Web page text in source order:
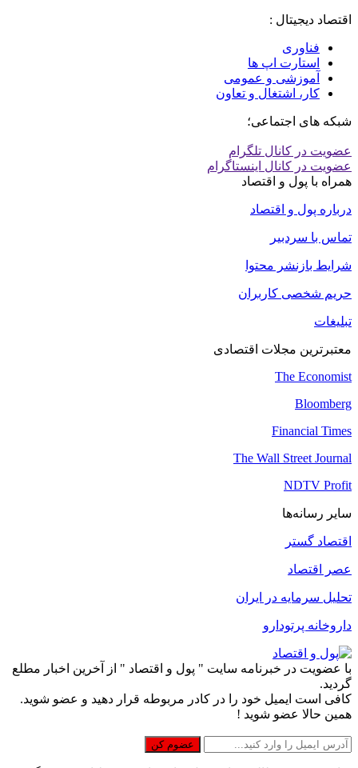
اقتصاد دیجیتال :
فناوری
استارت اپ ها
آموزشی و عمومی
کار، اشتغال و تعاون
شبکه های اجتماعی؛
عضویت در کانال تلگرام
عضویت در کانال اینستاگرام
همراه با پول و اقتصاد
درباره پول و اقتصاد
تماس با سردبیر
شرایط بازنشر محتوا
حریم شخصی کاربران
تبلیغات
معتبرترین مجلات اقتصادی
The Economist
Bloomberg
Financial Times
The Wall Street Journal
NDTV Profit
سایر رسانه‌ها
اقتصاد گستر
عصر اقتصاد
تحلیل سرمایه در ایران
داروخانه پرتودارو
با عضویت در خبرنامه سایت " پول و اقتصاد " از آخرین اخبار مطلع
گردید.
کافی است ایمیل خود را در کادر مربوطه قرار دهید و عضو شوید.
همین حالا عضو شوید !